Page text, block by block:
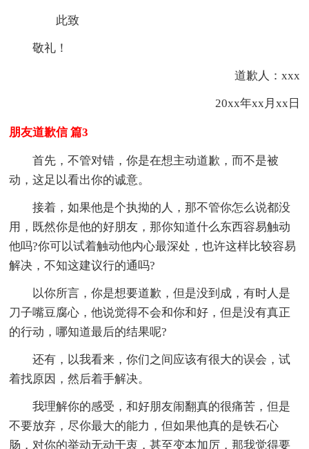
此致
敬礼！
道歉人：xxx
20xx年xx月xx日
朋友道歉信 篇3
首先，不管对错，你是在想主动道歉，而不是被
动，这足以看出你的诚意。
接着，如果他是个执拗的人，那不管你怎么说都没
用，既然你是他的好朋友，那你知道什么东西容易触动
他吗?你可以试着触动他内心最深处，也许这样比较容易
解决，不知这建议行的通吗?
以你所言，你是想要道歉，但是没到成，有时人是
刀子嘴豆腐心，他说觉得不会和你和好，但是没有真正
的行动，哪知道最后的结果呢?
还有，以我看来，你们之间应该有很大的误会，试
着找原因，然后着手解决。
我理解你的感受，和好朋友闹翻真的很痛苦，但是
不要放弃，尽你最大的能力，但如果他真的是铁石心
肠，对你的举动无动于衷，甚至变本加厉，那我觉得要